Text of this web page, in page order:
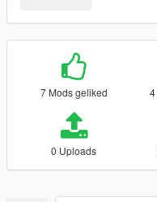
7 Mods geliked
0 Uploads